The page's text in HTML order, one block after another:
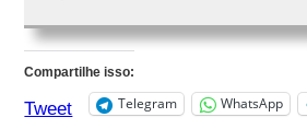
Compartilhe isso:
Tweet Telegram WhatsApp